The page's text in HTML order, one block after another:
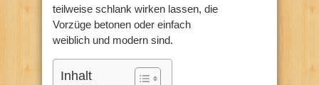
teilweise schlank wirken lassen, die
Vorzüge betonen oder einfach
weiblich und modern sind.
Inhalt